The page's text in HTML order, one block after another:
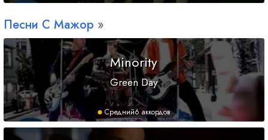
Песни C Мажор
Minority
Green Day
Средний6 аккордов